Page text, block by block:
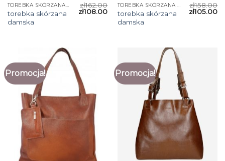
TOREBKA SKÓRZANA DAMSKA
torebka skórzana
damska
zł162.00
zł108.00
TOREBKA SKÓRZANA DAMSKA
torebka skórzana
damska
zł158.00
zł105.00
Promocja! Promocja!